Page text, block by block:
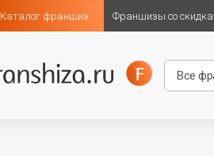
Каталог франшиз Франшизы со